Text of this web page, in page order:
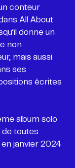
conteur
All About
donne un
non
mais aussi
ses
écrites
album solo
de toutes
en janvier 2024